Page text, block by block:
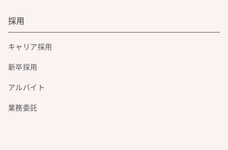
採用
キャリア採用
新卒採用
アルバイト
業務委託